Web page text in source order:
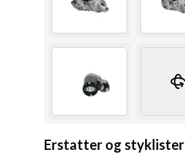
Erstatter og styklister